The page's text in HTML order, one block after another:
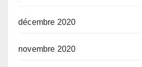
décembre 2020
novembre 2020